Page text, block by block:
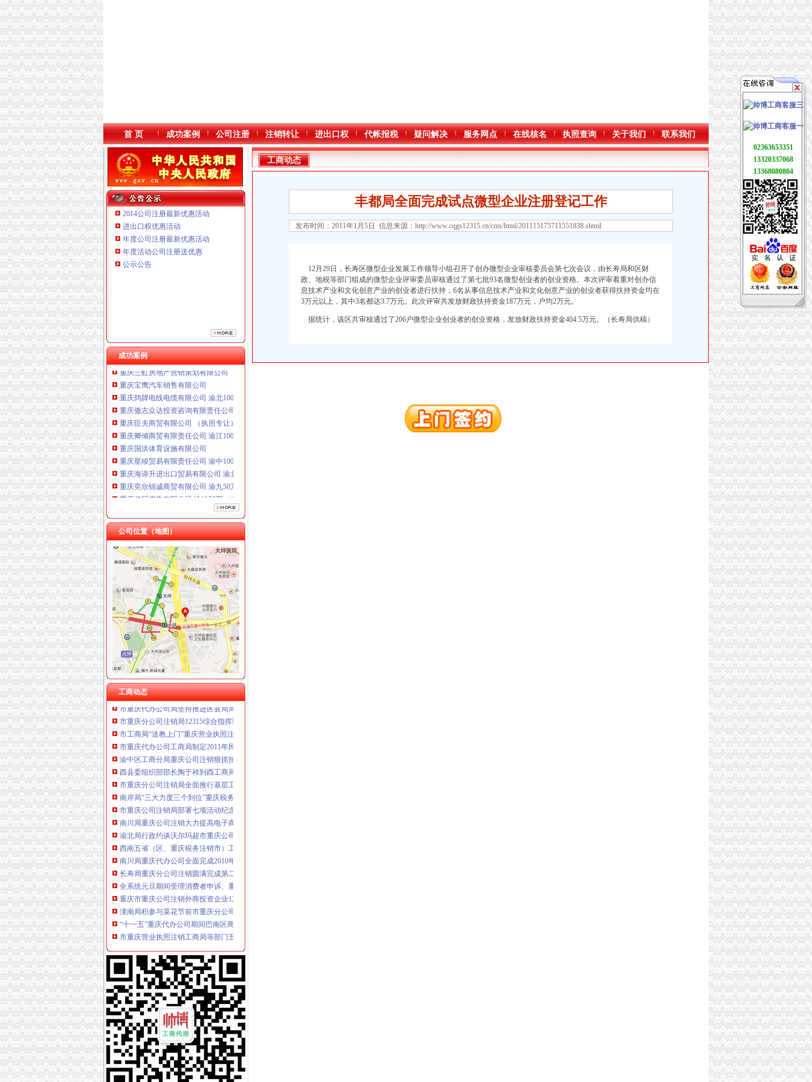
本站导航
首 页 成功案例 公司注册 注销转让 进出口权 代帐报税 疑问解决 服务网点 在线核名 执照查询 关于我们 联系我们
2014公司注册最新优惠活动
进出口权优惠活动
年度公司注册最新优惠活动
年度活动公司注册送优惠
公示公告
成功案例
重庆奕欣锦诚商贸有限公司 渝九50万 （工商注册）
重庆信同广告有限公司 渝沙50万 （工商注册）
重庆三虹房地产营销策划有限公司
重庆宝鹰汽车销售有限公司
重庆鸽牌电线电缆有限公司 渝北10010万 (进出口权)
重庆傲志众达投资咨询有限责任公司 渝九1000万 （增资）
重庆臣夫商贸有限公司 （执照专让）
重庆卿倾商贸有限责任公司 渝江100万 （工商注册）
重庆国洪体育设施有限公司
重庆星竣贸易有限责任公司 渝中100万 （进出口权）
重庆海谛升进出口贸易有限公司 渝北100万 （进出口权）
重庆奕欣锦诚商贸有限公司 渝九50万 （工商注册）
重庆信同广告有限公司 渝沙50万 （工商注册）
重庆三虹房地产营销策划有限公司
公司位置（地图）
工商动态
忠县人民追加财政配套资金420万元助推微企发展试点工作
我市重庆分公司注销出台在校大创办微型企业相关办法
宣教处精心组织全市重庆营业执照注销工商工作会议宣服务工作
渝北局重庆营业执照注销创新三大执法机制积查处大案要案
忠县局重庆税务注销突出四抓做好保密工作
企业处被评为市重庆税务注销集中清理执行积案活动先进集体
双桥局四举措落实“红盾护民生”重庆税务注销执法百日攻坚行动
忠县局重庆代办公司新立所倾力助推个经济发展见成效
市重庆代办公司局坚持推进区县局局长述职述廉汇报制度建设
市重庆分公司注销局12315综合指挥调度中心5月份第2周受理热点分析
市工商局“送教上门”重庆营业执照注销培训会在铜梁成功举行
市重庆代办公司工商局制定2011年民主评议政风行风工作实施方案
渝中区工商分局重庆公司注销狠抓拍卖监管
酉县委组织部部长陶于祥到酉工商局重庆公司注销调研非公建工作
市重庆分公司注销局全面推行基层工商所纪检监察员制度
南岸局“三大力度三个到位”重庆税务注销全面推进食品安全百日专项执法行动成效显著
市重庆公司注销局部署七项活动纪念建90周年
南川局重庆公司注销大力提高电子商务巡查效率
渝北局行政约谈沃尔玛超市重庆公司注销指出五点问题
西南五省（区、重庆税务注销市）工商部门签订垄断与不正当竞争执法区域合作协议
南川局重庆代办公司全面完成2010年度微型企业发展目标任务
长寿局重庆分公司注销圆满完成第二阶段微型企业创业评审工作
全系统元旦期间受理消费者申诉、重庆营业执照注销举报、咨询722件
重庆市重庆公司注销外商投资企业12月份登记注册信息
潼南局积参与菜花节前市重庆分公司注销场专项整
“十一五”重庆代办公司期间巴南区商标品牌建设取得五大成效
市重庆营业执照注销工商局等部门五项措施加居民小区户外广告管理
全市重庆税务注销工商系统突出三大措施大要案件查处有力
垫江县义务维权团被评选为全国“十大老龄新闻人物”重庆公司注销
市重庆营业执照注销消委会2010年第四季度投诉况分析
梁平县出台《关于大力发展微型企业的重庆税务注销若干意见》
市重庆税务注销直工委检查组高度评价市局机关2010年度建工作
奉节局当好“五个角”重庆分公司注销全力服务“十二五”规划顺利实施
全市工商系统扎实开展“三进三同”重庆公司注销活动成效显著
全市重庆代办公司工商系统构建起流通环节食品安全监管新模式
2010年全市重庆营业执照注销中介服务业发展呈现三大态势
北碚局“一规范两加”重庆税务注销开展劳务派遣中介组织专项整
工商系统“三进三同”重庆代办公司活动摄影作品获殊荣
巫山局开展“查究抓”重庆营业执照注销推动各项工作
工商动态
丰都局全面完成试点微型企业注册登记工作
发布时间：2011年1月5日 信息来源： http://www.cqgs12315.cn/cms/html/201115175711551838.shtml
12月29日，长寿区微型企业发展工作领导小组召开了创办微型企业审核委员会第七次会议，由长寿局和区财
政、地税等部门组成的微型企业评审委员审核通过了第七批93名微型创业者的创业资格。本次评审着重对创办信
息技术产业和文化创意产业的创业者进行扶持，6名从事信息技术产业和文化创意产业的创业者获得扶持资金均在
3万元以上，其中3名都达3.7万元。此次评审共发放财政扶持资金187万元，户均2万元。
据统计，该区共审核通过了206户微型企业创业者的创业资格，发放财政扶持资金404.5万元。（长寿局供稿）
02363653351
13320337068
13368080804